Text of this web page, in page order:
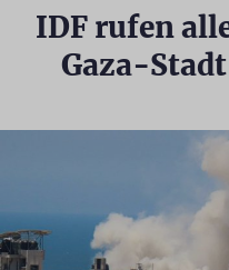
IDF rufen
Gaza-